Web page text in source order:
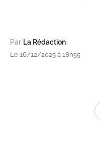
Par La Rédaction
Le 16/12/2025 à 18h55